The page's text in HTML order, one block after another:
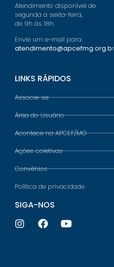
Atendimento disponível de
segunda a sexta-feira,
de 9h às 18h.
Envie um e-mail para:
atendimento@apcefmg.org.br
LINKS RÁPIDOS
Associe-se
Área do Usuário
Acontece na APCEF/MG
Ações coletivas
Convênios
Política de privacidade
SIGA-NOS